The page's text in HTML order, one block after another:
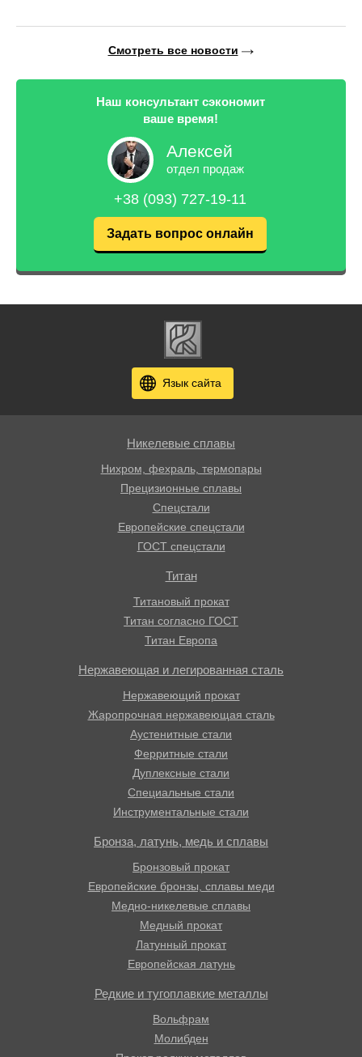
Смотреть все новости
Наш консультант сэкономит
ваше время!
Алексей
отдел продаж
+38 (093) 727-19-11
Задать вопрос онлайн
Язык сайта
Никелевые сплавы
Нихром, фехраль, термопары
Прецизионные сплавы
Спецстали
Европейские спецстали
ГОСТ спецстали
Титан
Титановый прокат
Титан согласно ГОСТ
Титан Европа
Нержавеющая и легированная сталь
Нержавеющий прокат
Жаропрочная нержавеющая сталь
Аустенитные стали
Ферритные стали
Дуплексные стали
Специальные стали
Инструментальные стали
Бронза, латунь, медь и сплавы
Бронзовый прокат
Европейские бронзы, сплавы меди
Медно-никелевые сплавы
Медный прокат
Латунный прокат
Европейская латунь
Редкие и тугоплавкие металлы
Вольфрам
Молибден